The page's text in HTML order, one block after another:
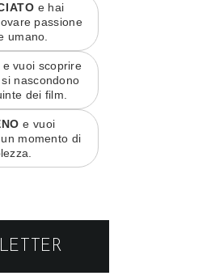
e hai
passione
umano.
e vuoi scoprire
nascondono
dei film.
e vuoi
momento di